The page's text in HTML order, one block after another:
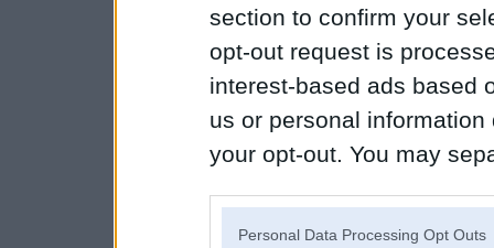
section to confirm your
opt-out request is
interest-based ads based
us or personal
your opt-out. You may
Personal Data Processing Opt Outs